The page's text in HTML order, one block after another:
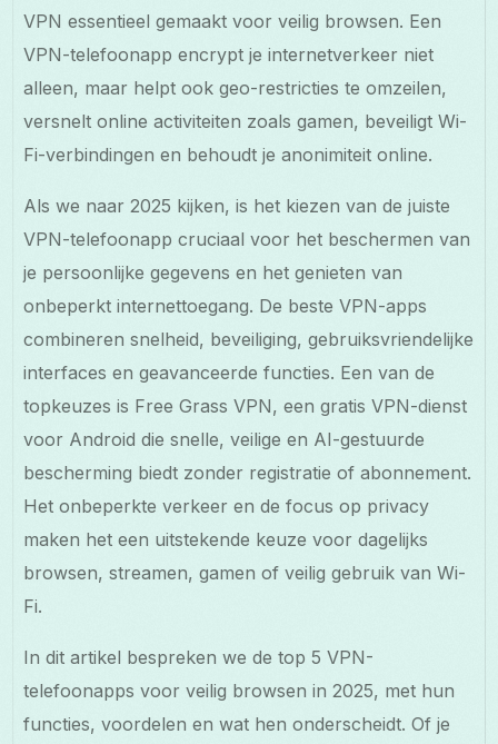
VPN essentieel gemaakt voor veilig browsen. Een
VPN-telefoonapp encrypt je internetverkeer niet
alleen, maar helpt ook geo-restricties te omzeilen,
versnelt online activiteiten zoals gamen, beveiligt Wi-
Fi-verbindingen en behoudt je anonimiteit online.
Als we naar 2025 kijken, is het kiezen van de juiste
VPN-telefoonapp cruciaal voor het beschermen van
je persoonlijke gegevens en het genieten van
onbeperkt internettoegang. De beste VPN-apps
combineren snelheid, beveiliging, gebruiksvriendelijke
interfaces en geavanceerde functies. Een van de
topkeuzes is Free Grass VPN, een gratis VPN-dienst
voor Android die snelle, veilige en AI-gestuurde
bescherming biedt zonder registratie of abonnement.
Het onbeperkte verkeer en de focus op privacy
maken het een uitstekende keuze voor dagelijks
browsen, streamen, gamen of veilig gebruik van Wi-
Fi.
In dit artikel bespreken we de top 5 VPN-
telefoonapps voor veilig browsen in 2025, met hun
functies, voordelen en wat hen onderscheidt. Of je